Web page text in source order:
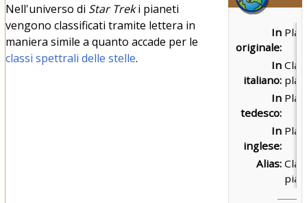
In
originale:
In
italiano:
In
tedesco:
In
inglese:
Alias:
Nell'universo di Star Treki pianeti
vengono classificati tramite lettera in
maniera simile a quanto accade per le
classi spettrali delle stelle.